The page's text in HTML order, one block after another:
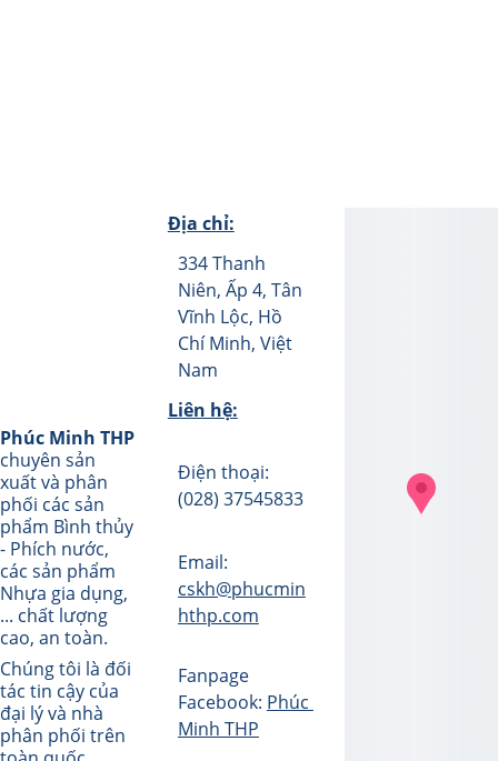
Phúc Minh THP
chuyên sản
xuất và phân
phối các sản
phẩm Bình thủy
- Phích nước,
các sản phẩm
Nhựa gia dụng,
... chất lượng
cao, an toàn.
Chúng tôi là đối
tác tin cậy của
đại lý và nhà
phân phối trên
334 Thanh
Niên, Ấp 4, Tân
Vĩnh Lộc, Hồ
Chí Minh, Việt
Nam
Địa chỉ:
Liên hệ:
Điện thoại:
(028) 37545833
Email:
cskh@phucmin
hthp.com
Fanpage
Facebook: Phúc
Minh THP